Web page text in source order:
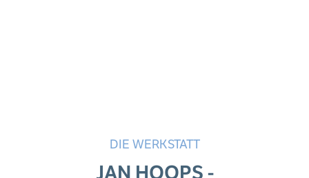
DIE WERKSTATT
JAN HOOPS -